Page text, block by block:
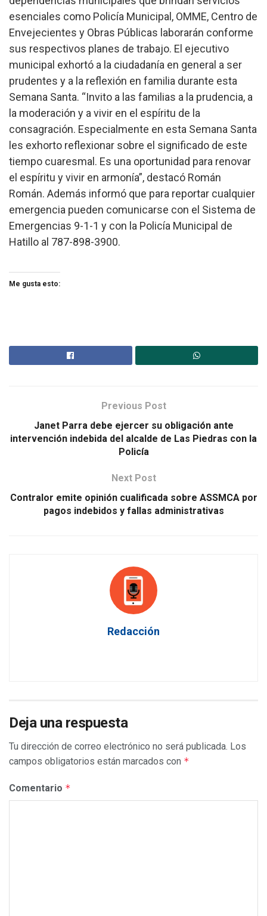
esenciales como Policía Municipal, OMME, Centro de
Envejecientes y Obras Públicas laborarán conforme
sus respectivos planes de trabajo. El ejecutivo
municipal exhortó a la ciudadanía en general a ser
prudentes y a la reflexión en familia durante esta
Semana Santa. “Invito a las familias a la prudencia, a
la moderación y a vivir en el espíritu de la
consagración. Especialmente en esta Semana Santa
les exhorto reflexionar sobre el significado de este
tiempo cuaresmal. Es una oportunidad para renovar
el espíritu y vivir en armonía”, destacó Román
Román. Además informó que para reportar cualquier
emergencia pueden comunicarse con el Sistema de
Emergencias 9-1-1 y con la Policía Municipal de
Hatillo al 787-898-3900.
Me gusta esto:
Previous Post
Janet Parra debe ejercer su obligación ante
intervención indebida del alcalde de Las Piedras con la
Policía
Next Post
Contralor emite opinión cualificada sobre ASSMCA por
pagos indebidos y fallas administrativas
Redacción
Deja una respuesta
Tu dirección de correo electrónico no será publicada. Los
campos obligatorios están marcados con *
Comentario *